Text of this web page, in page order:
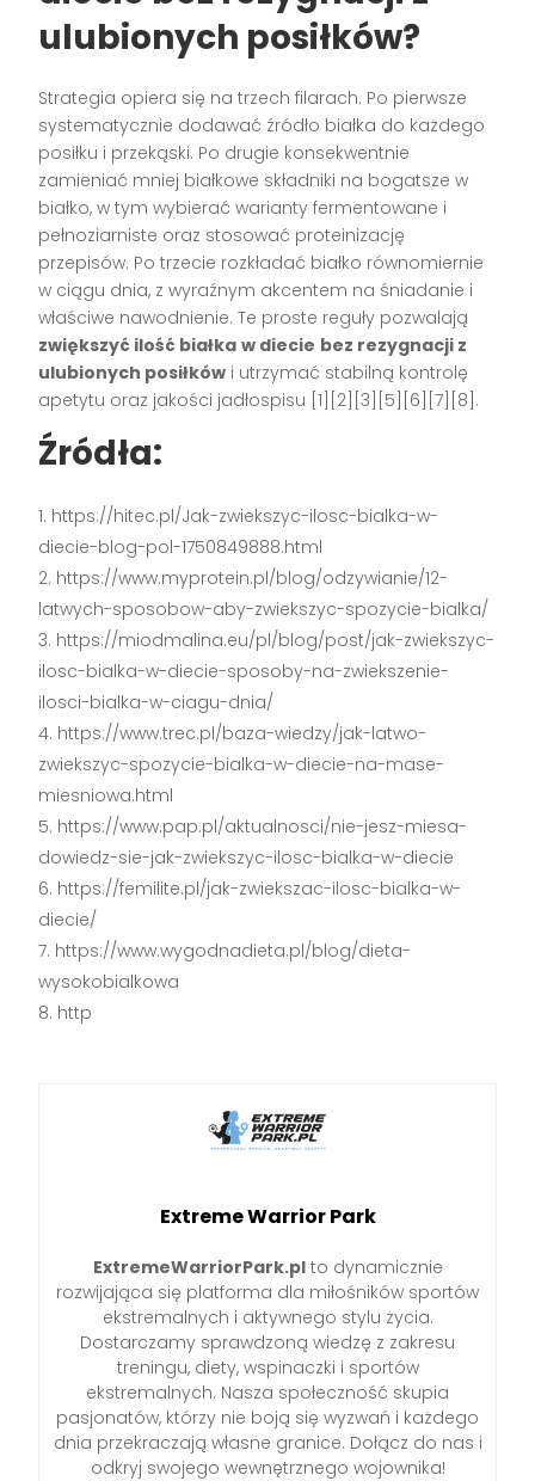
ulubionych posiłków?
Strategia opiera się na trzech filarach. Po pierwsze
systematycznie dodawać źródło białka do każdego
posiłku i przekąski. Po drugie konsekwentnie
zamieniać mniej białkowe składniki na bogatsze w
białko, w tym wybierać warianty fermentowane i
pełnoziarniste oraz stosować proteinizację
przepisów. Po trzecie rozkładać białko równomiernie
w ciągu dnia, z wyraźnym akcentem na śniadanie i
właściwe nawodnienie. Te proste reguły pozwalają
zwiększyć ilość białka w diecie bez rezygnacji z
ulubionych posiłków i utrzymać stabilną kontrolę
apetytu oraz jakości jadłospisu [1][2][3][5][6][7][8].
Źródła:
https://hitec.pl/Jak-zwiekszyc-ilosc-bialka-w-
diecie-blog-pol-1750849888.html
https://www.myprotein.pl/blog/odzywianie/12-
latwych-sposobow-aby-zwiekszyc-spozycie-bialka/
https://miodmalina.eu/pl/blog/post/jak-zwiekszyc-
ilosc-bialka-w-diecie-sposoby-na-zwiekszenie-
ilosci-bialka-w-ciagu-dnia/
https://www.trec.pl/baza-wiedzy/jak-latwo-
zwiekszyc-spozycie-bialka-w-diecie-na-mase-
miesniowa.html
https://www.pap.pl/aktualnosci/nie-jesz-miesa-
dowiedz-sie-jak-zwiekszyc-ilosc-bialka-w-diecie
https://femilite.pl/jak-zwiekszac-ilosc-bialka-w-
diecie/
https://www.wygodnadieta.pl/blog/dieta-
wysokobialkowa
http
Extreme Warrior Park
ExtremeWarriorPark.plto dynamicznie
rozwijająca się platforma dla miłośników sportów
ekstremalnych i aktywnego stylu życia.
Dostarczamy sprawdzoną wiedzę z zakresu
treningu, diety, wspinaczki i sportów
ekstremalnych. Nasza społeczność skupia
pasjonatów, którzy nie boją się wyzwań i każdego
dnia przekraczają własne granice. Dołącz do nas i
odkryj swojego wewnętrznego wojownika!